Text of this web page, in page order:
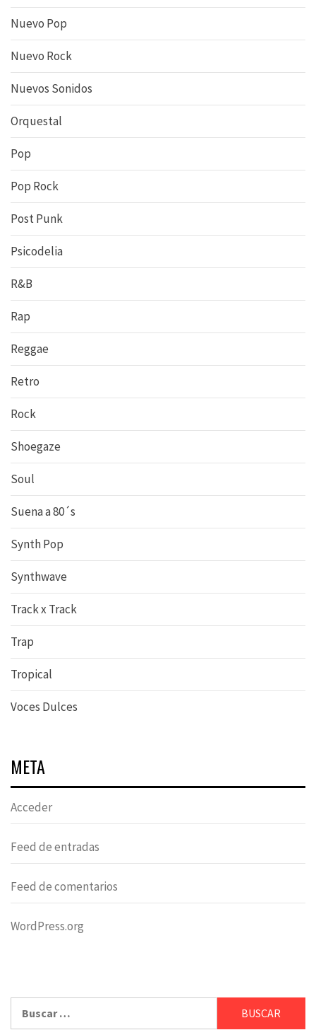
Nuevo Pop
Nuevo Rock
Nuevos Sonidos
Orquestal
Pop
Pop Rock
Post Punk
Psicodelia
R&B
Rap
Reggae
Retro
Rock
Shoegaze
Soul
Suena a 80´s
Synth Pop
Synthwave
Track x Track
Trap
Tropical
Voces Dulces
META
Acceder
Feed de entradas
Feed de comentarios
WordPress.org